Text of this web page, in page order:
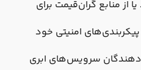
از منابع گران‌قیمت برای
امنیتی خود
سرویس‌های ابری